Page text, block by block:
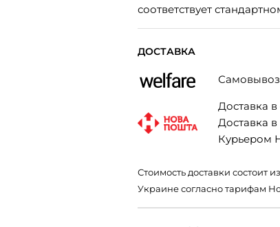
соответствует
ДОСТАВКА
Самовывоз
Доставка
Доставка
Курьером
Стоимость доставки состоит
Украине согласно тарифам